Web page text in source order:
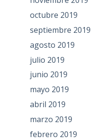
octubre 2019
septiembre 2019
agosto 2019
julio 2019
junio 2019
mayo 2019
abril 2019
marzo 2019
febrero 2019